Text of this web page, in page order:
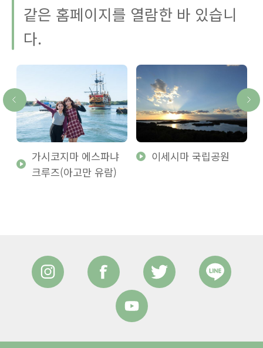
같은 홈페이지를 열람한 바 있습니
다.
가시코지마 에스파냐
크루즈(아고만 유람)
이세시마 국립공원